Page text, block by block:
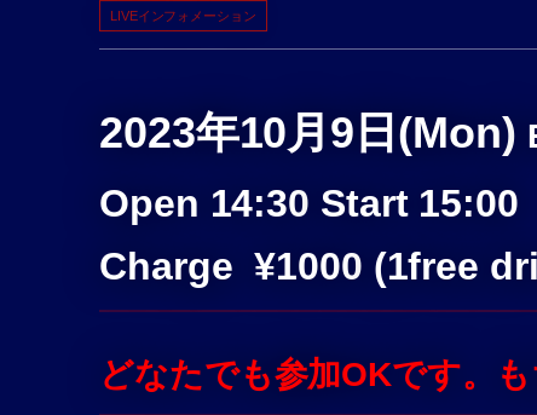
LIVEインフォメーション
2023年10月9日(Mon)
Open 14:30 Start 15:00
Charge ¥1000 (1free
どなたでも参加OKです。